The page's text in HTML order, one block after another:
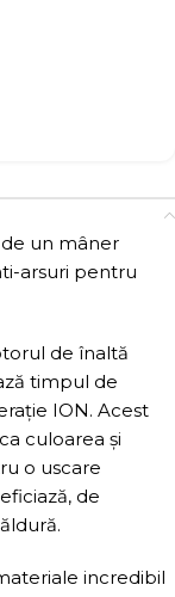
un mâner
arsuri pentru
de înaltă
timpul de
ION. Acest
culoarea și
o uscare
de
incredibil